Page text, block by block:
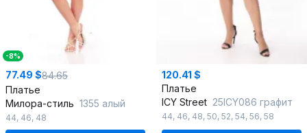
-8%
77.49 $84.65
Платье
Милора-стиль 1355 алый
44, 46, 48
120.41 $
Платье
ICY Street 25ICY086 графит
44, 46, 48, 50, 52, 54, 56, 58